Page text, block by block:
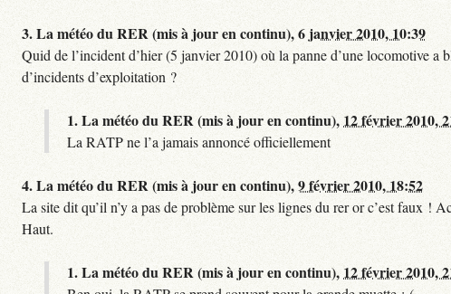
3.La météo du RER (mis à jour en continu),6 janvier 2010, 10:39
Quid de l’incident d’hier (5 janvier 2010) où la panne d’une locomotive
d’incidents d’exploitation ?
1.La météo du RER (mis à jour en continu), 12 février 2010,
La RATP ne l’a jamais annoncé officiellement
4.La météo du RER (mis à jour en continu),9 février 2010, 18:52
La site dit qu’il n’y a pas de problème sur les lignes du rer or c’est faux !
Haut.
1.La météo du RER (mis à jour en continu), 12 février 2010,